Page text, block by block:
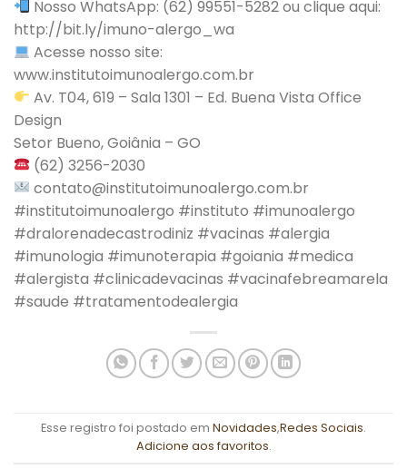
Nosso WhatsApp: (62) 99551-5282 ou clique aqui:
http://bit.ly/imuno-alergo_wa
Acesse nosso site:
www.institutoimunoalergo.com.br
Av. T04, 619 – Sala 1301 – Ed. Buena Vista Office
Design
Setor Bueno, Goiânia – GO
(62) 3256-2030
contato@institutoimunoalergo.com.br
#institutoimunoalergo #instituto #imunoalergo
#dralorenadecastrodiniz #vacinas #alergia
#imunologia #imunoterapia #goiania #medica
#alergista #clinicadevacinas #vacinafebreamarela
#saude #tratamentodealergia
Esse registro foi postado em Novidades,Redes Sociais.
Adicione aos favoritos.